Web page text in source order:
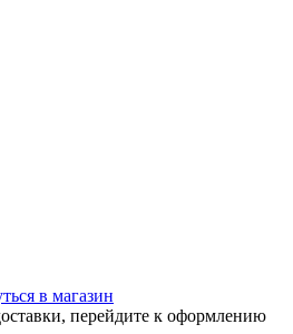
в магазин
перейдите к оформлению